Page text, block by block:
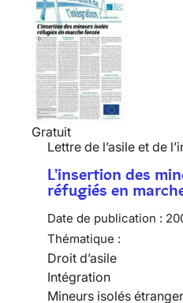
Gratuit
Lettre de l’asile et de
L'insertion des
réfugiés en
Date de publication :
Thématique :
Droit d’asile
Intégration
Mineurs isolés